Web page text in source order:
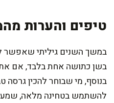
טיפים והערות
במשך השנים גיליתי
בשן כתושה אחת בלבד, אם
בנוסף, מי שבוחר להכין גרסה
להשתמש בטחינה מלאה,